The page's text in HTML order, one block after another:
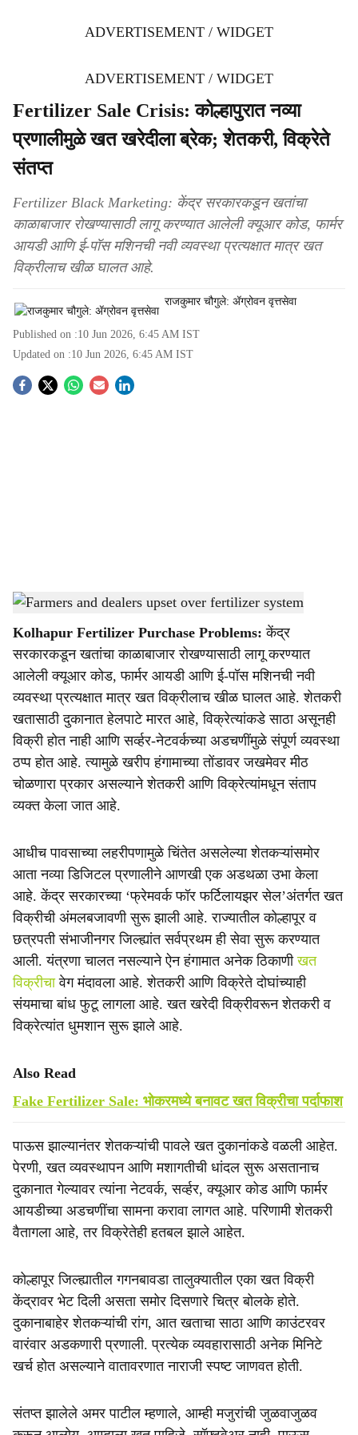
ADVERTISEMENT / WIDGET
ADVERTISEMENT / WIDGET
Fertilizer Sale Crisis: कोल्हापुरात नव्या
प्रणालीमुळे खत खरेदीला ब्रेक; शेतकरी, विक्रेते
संतप्त
Fertilizer Black Marketing: केंद्र सरकारकडून खतांचा
काळाबाजार रोखण्यासाठी लागू करण्यात आलेली क्यूआर कोड, फार्मर
आयडी आणि ई-पॉस मशिनची नवी व्यवस्था प्रत्यक्षात मात्र खत
विक्रीलाच खीळ घालत आहे.
राजकुमार चौगुले: ॲग्रोवन वृत्तसेवा
Published on :10 Jun 2026, 6:45 AM IST
Updated on :10 Jun 2026, 6:45 AM IST
S
a
r
e
Fertilizer purchase disrupted in Kolhapur- Agrowon
Kolhapur Fertilizer Purchase Problems: केंद्र
सरकारकडून खतांचा काळाबाजार रोखण्यासाठी लागू करण्यात
आलेली क्यूआर कोड, फार्मर आयडी आणि ई-पॉस मशिनची नवी
व्यवस्था प्रत्यक्षात मात्र खत विक्रीलाच खीळ घालत आहे. शेतकरी
खतासाठी दुकानात हेलपाटे मारत आहे, विक्रेत्यांकडे साठा असूनही
विक्री होत नाही आणि सर्व्हर-नेटवर्कच्या अडचणींमुळे संपूर्ण व्यवस्था
ठप्प होत आहे. त्यामुळे खरीप हंगामाच्या तोंडावर जखमेवर मीठ
चोळणारा प्रकार असल्याने शेतकरी आणि विक्रेत्यांमधून संताप
व्यक्त केला जात आहे.
आधीच पावसाच्या लहरीपणामुळे चिंतेत असलेल्या शेतकऱ्यांसमोर
आता नव्या डिजिटल प्रणालीने आणखी एक अडथळा उभा केला
आहे. केंद्र सरकारच्या ‘फ्रेमवर्क फॉर फर्टिलायझर सेल’अंतर्गत खत
विक्रीची अंमलबजावणी सुरू झाली आहे. राज्यातील कोल्हापूर व
छत्रपती संभाजीनगर जिल्ह्यांत सर्वप्रथम ही सेवा सुरू करण्यात
आली. यंत्रणा चालत नसल्याने ऐन हंगामात अनेक ठिकाणीखत
विक्रीचावेग मंदावला आहे. शेतकरी आणि विक्रेते दोघांच्याही
संयमाचा बांध फुटू लागला आहे. खत खरेदी विक्रीवरून शेतकरी व
विक्रेत्यांत धुमशान सुरू झाले आहे.
Also Read
Fake Fertilizer Sale: भोकरमध्ये बनावट खत विक्रीचा पर्दाफाश
पाऊस झाल्यानंतर शेतकऱ्यांची पावले खत दुकानांकडे वळली आहेत.
पेरणी, खत व्यवस्थापन आणि मशागतीची धांदल सुरू असतानाच
दुकानात गेल्यावर त्यांना नेटवर्क, सर्व्हर, क्यूआर कोड आणि फार्मर
आयडीच्या अडचणींचा सामना करावा लागत आहे. परिणामी शेतकरी
वैतागला आहे, तर विक्रेतेही हतबल झाले आहेत.
कोल्हापूर जिल्ह्यातील गगनबावडा तालुक्यातील एका खत विक्री
केंद्रावर भेट दिली असता समोर दिसणारे चित्र बोलके होते.
दुकानाबाहेर शेतकऱ्यांची रांग, आत खताचा साठा आणि काउंटरवर
वारंवार अडकणारी प्रणाली. प्रत्येक व्यवहारासाठी अनेक मिनिटे
खर्च होत असल्याने वातावरणात नाराजी स्पष्ट जाणवत होती.
संतप्त झालेले अमर पाटील म्हणाले, आम्ही मजुरांची जुळवाजुळव